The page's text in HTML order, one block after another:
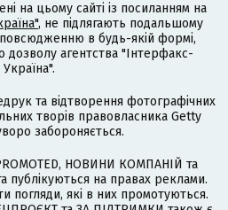
на цьому сайті із посиланням на
, не підлягають подальшому
в будь-якій формі,
дозволу агентства "Інтерфакс-
Україна".
та відтворення фотографічних
творів правовласника Getty
забороняється.
НОВИНИ КОМПАНІЙ та
на правах реклами.
погляди, які в них промотуються.